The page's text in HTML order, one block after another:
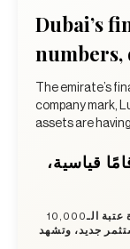
Dubai’s
numbers,
The emirate’s
company mark,
assets are
قياسية،
تجاوز عدد الشركات في المركز المالي بالإمارة عتبة الـ10,000
جديد، وتشهد